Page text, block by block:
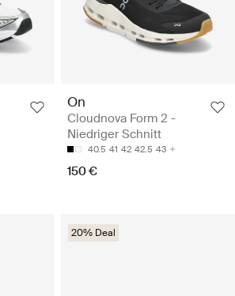
On
Cloudnova Form 2 -
Niedriger Schnitt
40.5 41 42 42.5 43
150 €
20% Deal